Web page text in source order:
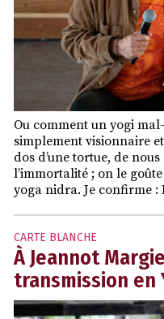
Ou comment un yogi
simplement visionnaire
dos d’une tortue, de
l’immortalité ; on le
yoga nidra. Je confirme
CARTE BLANCHE
À Jeannot
transmission en